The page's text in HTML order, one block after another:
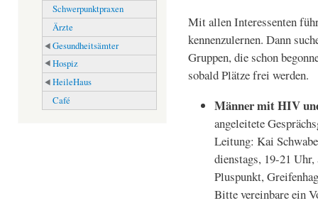
Schwerpunktpraxen
Ärzte
Gesundheitsämter
Hospiz
HeileHaus
Café
Mit allen Interessenten
kennenzulernen. Dann
Gruppen, die schon
sobald Plätze frei werden.
Männer mit HIV
angeleitete
Leitung: Kai
dienstags, 19-21 Uhr,
Pluspunkt,
Bitte vereinbare ein